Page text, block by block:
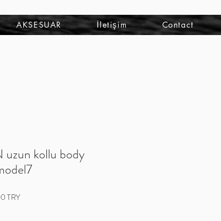
Iniciar sesión
AKSESUAR İletişim Contact
kollu body
TRYPrecio